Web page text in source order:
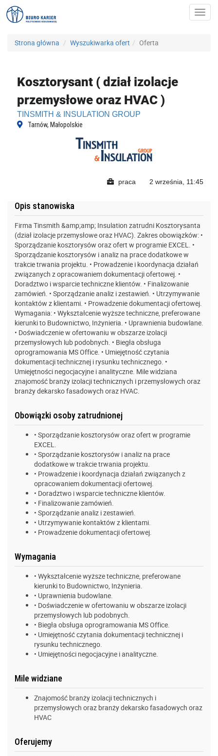
Strona główna Wyszukiwarka ofert Oferta
Kosztorysant ( dział izolacje
przemysłowe oraz HVAC )
TINSMITH & INSULATION GROUP
Tarnów, Małopolskie
praca 2 września, 11:45
Opis stanowiska
Firma Tinsmith &amp;amp; Insulation zatrudni Kosztorysanta
(dział izolacje przemysłowe oraz HVAC). Zakres obowiązków: •
Sporządzanie kosztorysów oraz ofert w programie EXCEL. •
Sporządzanie kosztorysów i analiz na prace dodatkowe w
trakcie trwania projektu. • Prowadzenie i koordynacja działań
związanych z opracowaniem dokumentacji ofertowej. •
Doradztwo i wsparcie techniczne klientów. • Finalizowanie
zamówień. • Sporządzanie analiz i zestawień. • Utrzymywanie
kontaktów z klientami. • Prowadzenie dokumentacji ofertowej.
Wymagania: • Wykształcenie wyższe techniczne, preferowane
kierunki to Budownictwo, Inżynieria. • Uprawnienia budowlane.
• Doświadczenie w ofertowaniu w obszarze izolacji
przemysłowych lub podobnych. • Biegła obsługa
oprogramowania MS Office. • Umiejętność czytania
dokumentacji technicznej i rysunku technicznego. •
Umiejętności negocjacyjne i analityczne. Mile widziana
znajomość branży izolacji technicznych i przemysłowych oraz
branży dekarsko fasadowych oraz HVAC.
Obowiązki osoby zatrudnionej
• Sporządzanie kosztorysów oraz ofert w programie
EXCEL.
• Sporządzanie kosztorysów i analiz na prace
dodatkowe w trakcie trwania projektu.
• Prowadzenie i koordynacja działań związanych z
opracowaniem dokumentacji ofertowej.
• Doradztwo i wsparcie techniczne klientów.
• Finalizowanie zamówień.
• Sporządzanie analiz i zestawień.
• Utrzymywanie kontaktów z klientami.
• Prowadzenie dokumentacji ofertowej.
Wymagania
• Wykształcenie wyższe techniczne, preferowane
kierunki to Budownictwo, Inżynieria.
• Uprawnienia budowlane.
• Doświadczenie w ofertowaniu w obszarze izolacji
przemysłowych lub podobnych.
• Biegła obsługa oprogramowania MS Office.
• Umiejętność czytania dokumentacji technicznej i
rysunku technicznego.
• Umiejętności negocjacyjne i analityczne.
Mile widziane
Znajomość branży izolacji technicznych i
przemysłowych oraz branży dekarsko fasadowych oraz
HVAC
Oferujemy